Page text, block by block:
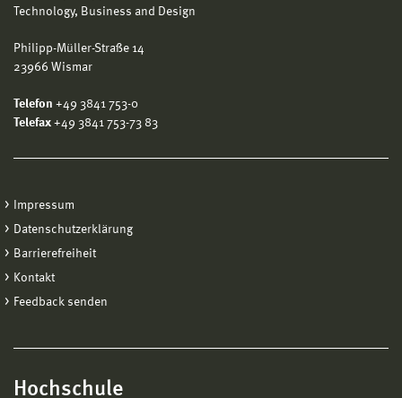
Technology, Business and Design
Philipp-Müller-Straße 14
23966 Wismar
Telefon +49 3841 753-0
Telefax +49 3841 753-73 83
Impressum
Datenschutzerklärung
Barrierefreiheit
Kontakt
Feedback senden
Hochschule